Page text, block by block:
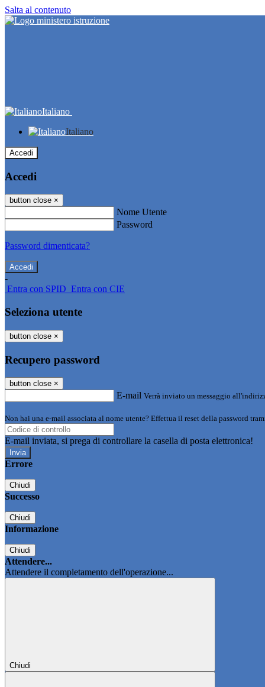
Salta al contenuto
Italiano
Italiano
Accedi
Accedi
button close ×
Nome Utente
Password
Password dimenticata?
-
Entra con SPID Entra con CIE
Seleziona utente
button close ×
Recupero password
button close ×
E-mail Verrà inviato un messaggio
Non hai una e-mail associata al nome utente? Effettua il reset della password
E-mail inviata, si prega di controllare la casella di posta elettronica!
Errore
Chiudi
Successo
Chiudi
Informazione
Chiudi
Attendere...
Attendere il completamento dell'operazione...
Chiudi